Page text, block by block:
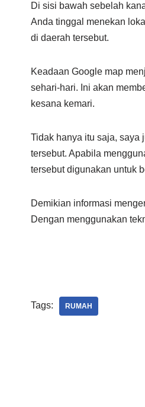
Di sisi bawah sebelah
Anda tinggal menekan
di daerah tersebut.
Keadaan Google map
sehari-hari. Ini akan
kesana kemari.
Tidak hanya itu saja, saya
tersebut. Apabila
tersebut digunakan untuk
Demikian informasi
Dengan menggunakan
Tags: RUMAH